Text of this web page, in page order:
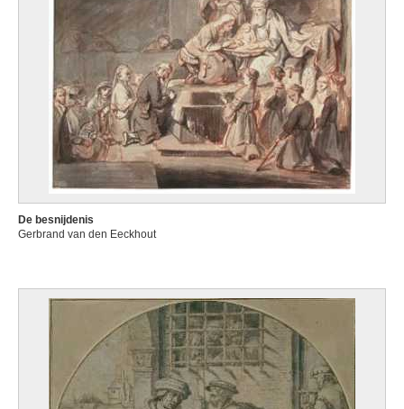
De besnijdenis
Gerbrand van den Eeckhout